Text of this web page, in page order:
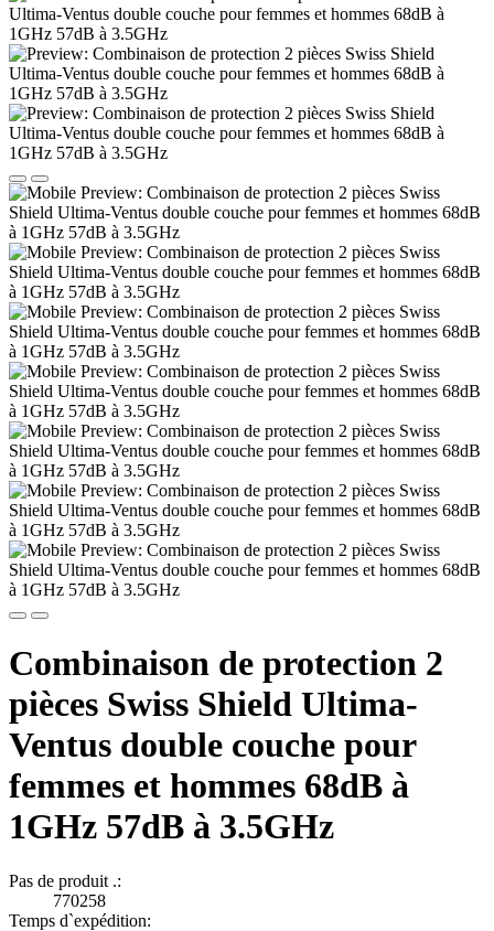
Combinaison de protection 2
pièces Swiss Shield Ultima-
Ventus double couche pour
femmes et hommes 68dB à
1GHz 57dB à 3.5GHz
Pas de produit .:
770258
Temps d`expédition: